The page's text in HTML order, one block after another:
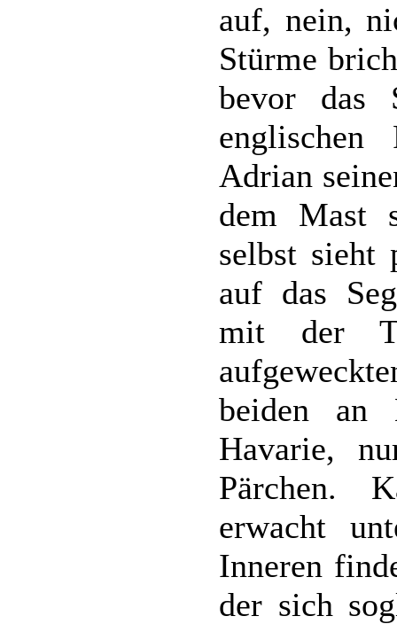
auf, nein,
Stürme
bevor das
englischen
Adrian
dem Mast
selbst sieht
auf das
mit der
beiden an
Havarie,
Pärchen.
erwacht
Inneren
der sich